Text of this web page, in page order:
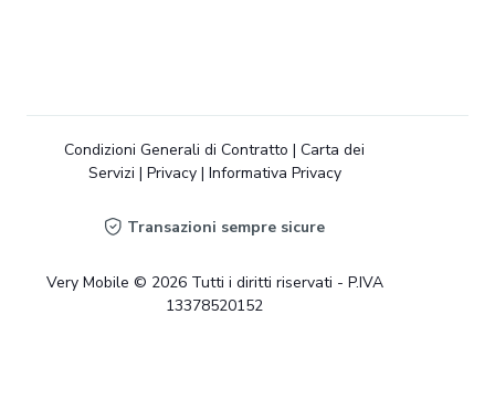
Transazioni sempre sicure
Very Mobile © 2026 Tutti i diritti riservati - P.IVA
13378520152
Condizioni Generali di Contratto | Carta dei
Servizi | Privacy| Informativa Privacy